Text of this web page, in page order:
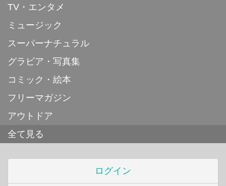
TV・エンタメ
ミュージック
スーパーナチュラル
グラビア・写真集
コミック・絵本
フリーマガジン
アウトドア
全て見る
ログイン